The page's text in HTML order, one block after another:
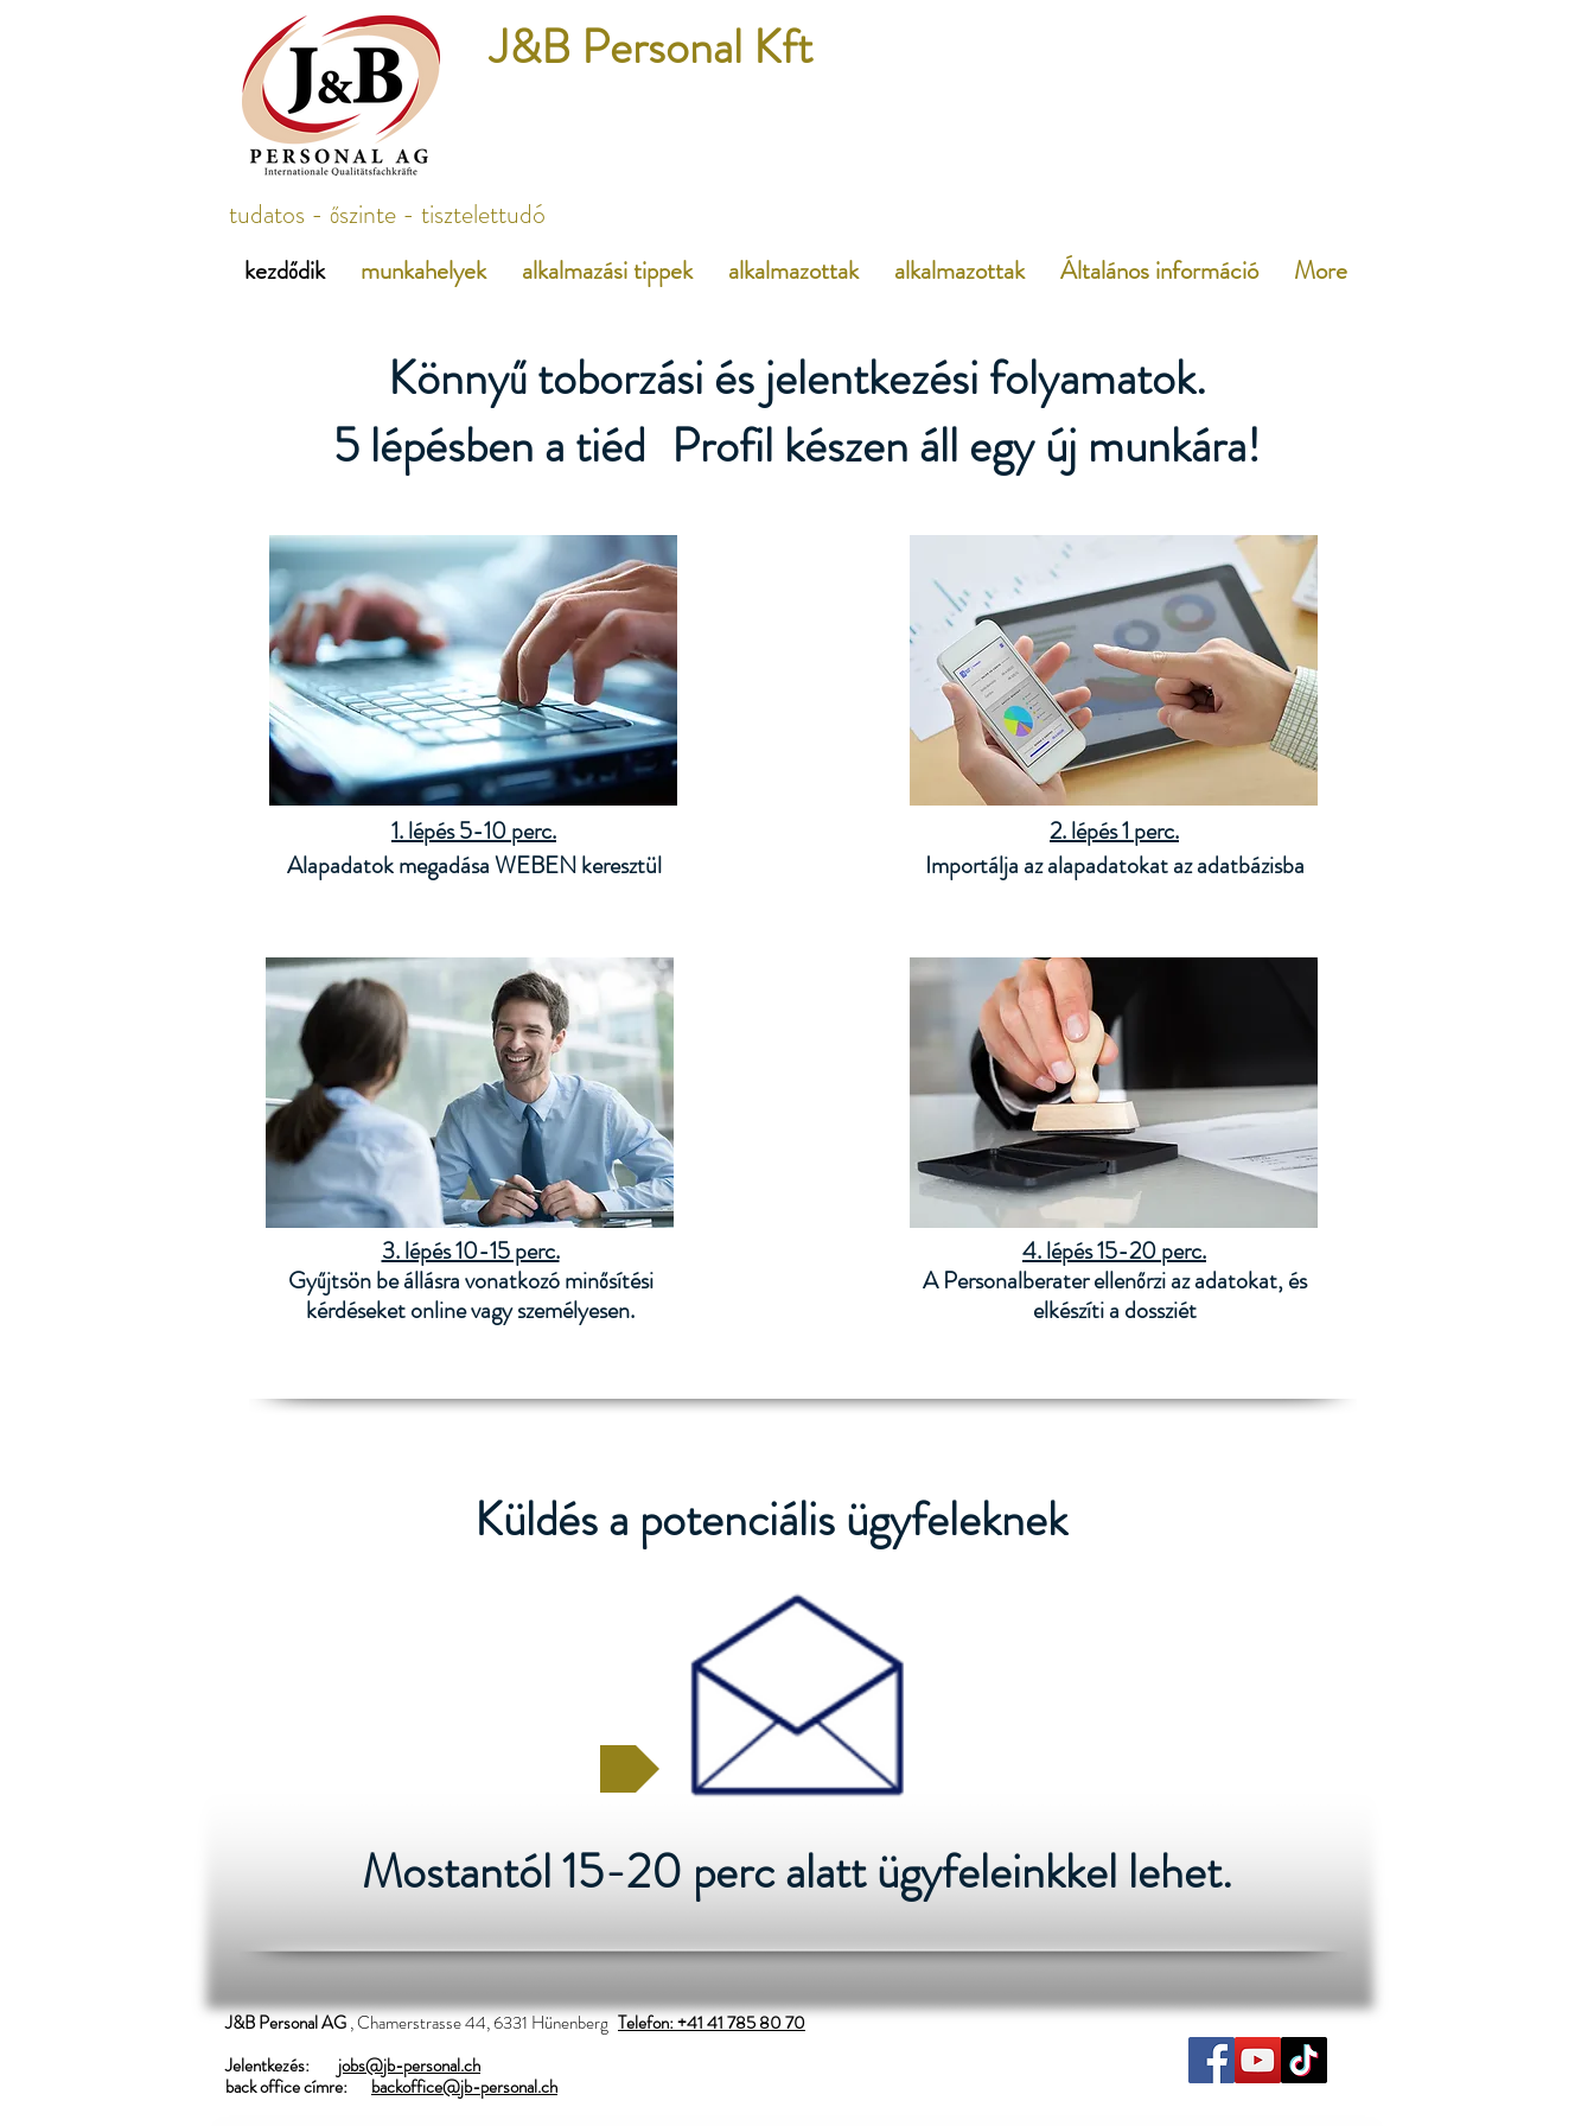
J&B Personal Kft
tudatos - őszinte - tisztelettudó
kezdődik munkahelyek alkalmazási tippek alkalmazottak alkalmazottak Általános információ More
Könnyű toborzási és jelentkezési folyamatok.
5 lépésben a tiéd Profil készen áll egy új munkára!
1. lépés 5-10 perc.
Alapadatok megadása WEBEN keresztül
3. lépés 10-15 perc.
Gyűjtsön be állásra vonatkozó minősítési
kérdéseket online vagy személyesen.
2. lépés 1 perc.
Importálja az alapadatokat az adatbázisba
4. lépés 15-20 perc.
A Personalberater ellenőrzi az adatokat, és
elkészíti a dossziét
Küldés a potenciális ügyfeleknek
Mostantól 15-20 perc alatt ügyfeleinkkel lehet.
J&B Personal AG, Chamerstrasse 44, 6331 Hünenberg Telefon: +41 41 785 80 70
Jelentkezés:
jobs@jb-personal.ch
back office címre:
backoffice@jb-personal.ch